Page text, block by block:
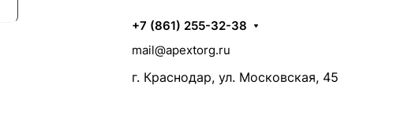
+7 (861) 255-32-38
mail@apextorg.ru
г. Краснодар, ул. Московская, 45